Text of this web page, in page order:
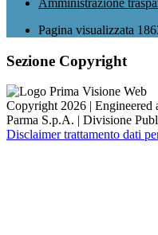
Amministrazione
Pagina visualizzata
Sezione Copyright
Copyright 2026 | Engineered
Parma S.p.A. | Divisione
Disclaimer trattamento dati